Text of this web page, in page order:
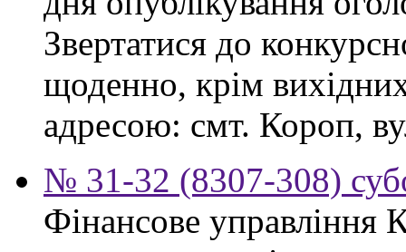
Звертатися до
щоденно, крім
адресою: смт. Короп,
№ 31-32 (8307-308)
Фінансове управління